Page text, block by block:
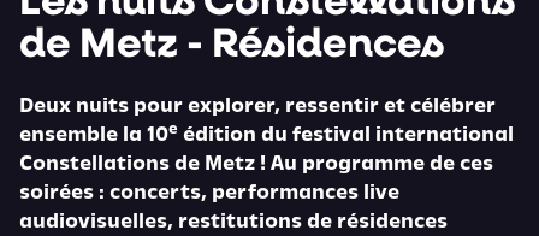
de Metz - Résidences
Deux nuits pour explorer, ressentir et célébrer
ensemble la 10e édition du festival international
Constellations de Metz ! Au programme de ces
soirées : concerts, performances live
audiovisuelles, restitutions de résidences